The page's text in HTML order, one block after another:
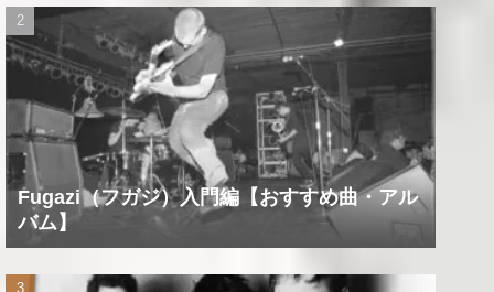
Fugazi（フガジ）入門編【おすすめ曲・アル
バム】